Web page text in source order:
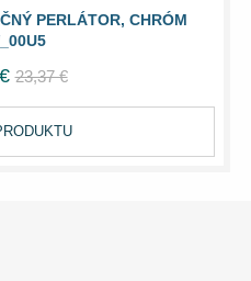
PERLÁTOR, CHRÓM
23,37 €